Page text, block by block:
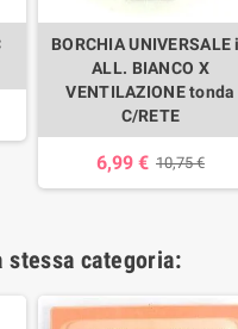
BORCHIA UNIVERSALE
ALL. BIANCO X
VENTILAZIONE tonda
C/RETE
6,99 € 10,75 €
categoria: